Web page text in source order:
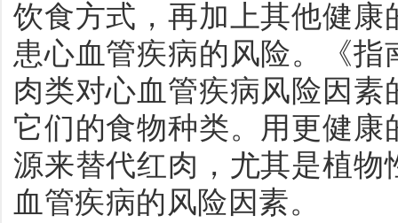
饮食方式，再加上其他健
患心血管疾病的风险。《
肉类对心血管疾病风险因
它们的食物种类。用更健
源来替代红肉，尤其是植
血管疾病的风险因素。